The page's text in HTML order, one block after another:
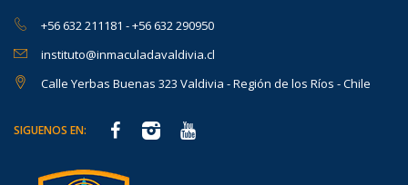
+56 632 211181 -+56 632 290950
instituto@inmaculadavaldivia.cl
Calle Yerbas Buenas 323 Valdivia - Región de los Ríos - Chile
SIGUENOS EN: